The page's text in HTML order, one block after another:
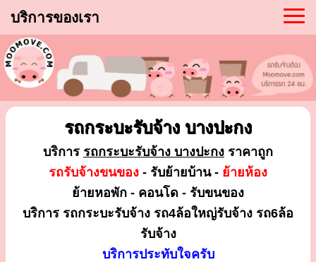
บริการของเรา
รถกระบะรับจ้าง บางปะกง
บริการ รถกระบะรับจ้าง บางปะกง ราคาถูก
รถรับจ้างขนของ - รับย้ายบ้าน - ย้ายห้อง
ย้ายหอพัก - คอนโด - รับขนของ
บริการ รถกระบะรับจ้าง รถ4ล้อใหญ่รับจ้าง รถ6ล้อ
รับจ้าง
บริการประทับใจครับ